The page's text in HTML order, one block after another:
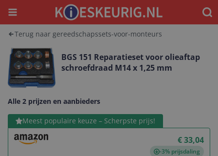
Menu
Terug naar gereedschapssets-voor-monteurs
BGS 151 Reparatieset voor olieaftap
schroefdraad M14 x 1,25 mm
Alle 2 prijzen en aanbieders
Meest populaire keuze – Scherpste prijs!
€ 33,04
-3% prijsdaling
Bekijk product